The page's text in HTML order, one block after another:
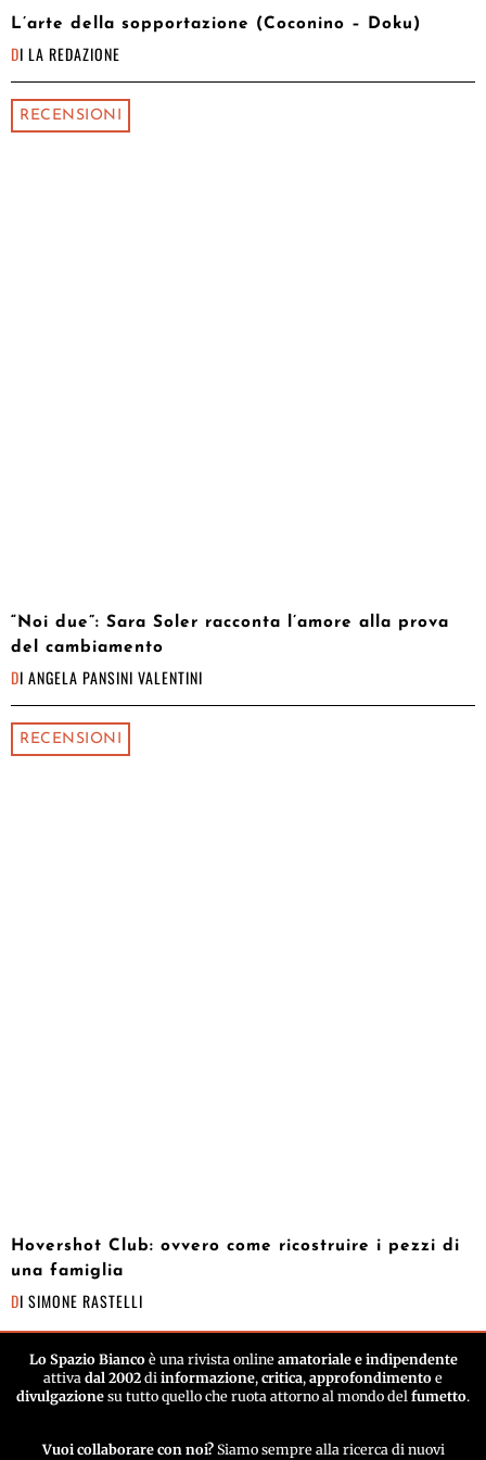
L’arte della sopportazione (Coconino – Doku)
DI LA REDAZIONE
RECENSIONI
“Noi due”: Sara Soler racconta l’amore alla prova
del cambiamento
DI ANGELA PANSINI VALENTINI
RECENSIONI
Hovershot Club: ovvero come ricostruire i pezzi di
una famiglia
DI SIMONE RASTELLI
Lo Spazio Biancoè una rivista online amatoriale e indipendente
attiva dal 2002 di informazione, critica, approfondimento e
divulgazione su tutto quello che ruota attorno al mondo del fumetto.
Vuoi collaborare con noi? Siamo sempre alla ricerca di nuovi